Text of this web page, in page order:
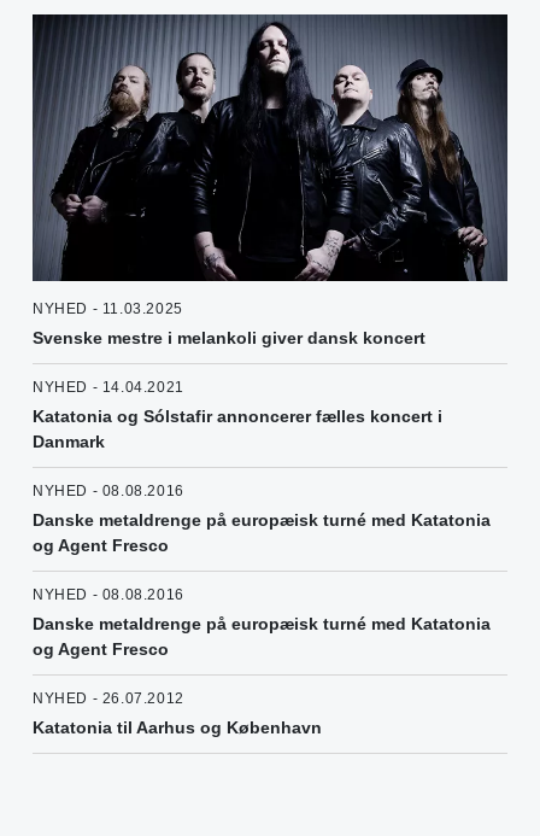
NYHED - 11.03.2025
Svenske mestre i melankoli giver dansk koncert
NYHED - 14.04.2021
Katatonia og Sólstafir annoncerer fælles koncert i
Danmark
NYHED - 08.08.2016
Danske metaldrenge på europæisk turné med Katatonia
og Agent Fresco
NYHED - 08.08.2016
Danske metaldrenge på europæisk turné med Katatonia
og Agent Fresco
NYHED - 26.07.2012
Katatonia til Aarhus og København